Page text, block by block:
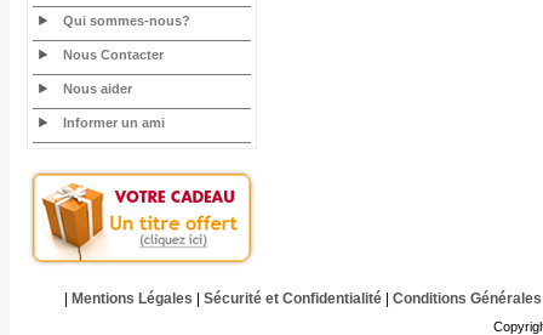
Qui sommes-nous?
Nous Contacter
Nous aider
Informer un ami
Mentions Légales Sécurité et Confidentialité| Conditions Générales